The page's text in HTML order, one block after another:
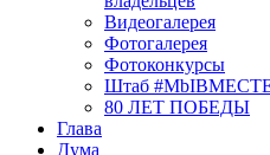
Видеогалерея
Фотогалерея
Фотоконкурсы
Штаб
80 ЛЕТ ПОБЕДЫ
Глава
Дума